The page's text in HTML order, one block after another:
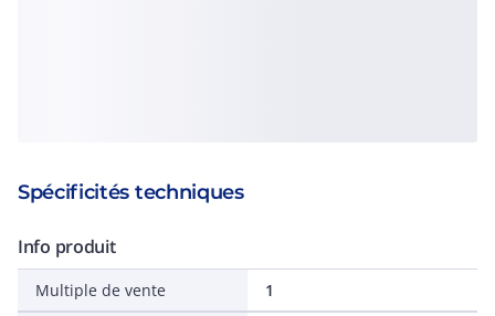
Spécificités techniques
Info produit
Multiple de vente 1